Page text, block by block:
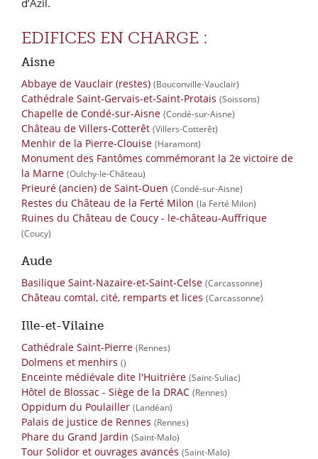
EDIFICES EN CHARGE :
Aisne
Abbaye de Vauclair (restes) (Bouconville-Vauclair)
Cathédrale Saint-Gervais-et-Saint-Protais (Soissons)
Chapelle de Condé-sur-Aisne (Condé-sur-Aisne)
Château de Villers-Cotterêt (Villers-Cotterêt)
Menhir de la Pierre-Clouise (Haramont)
Monument des Fantômes commémorant la 2e victoire de
la Marne (Oulchy-le-Château)
Prieuré (ancien) de Saint-Ouen (Condé-sur-Aisne)
Restes du Château de la Ferté Milon (la Ferté Milon)
Ruines du Château de Coucy - le-château-Auffrique
(Coucy)
Aude
Basilique Saint-Nazaire-et-Saint-Celse (Carcassonne)
Château comtal, cité, remparts et lices (Carcassonne)
Ille-et-Vilaine
Cathédrale Saint-Pierre (Rennes)
Dolmens et menhirs ()
Enceinte médiévale dite l'Huitrière (Saint-Suliac)
Hôtel de Blossac - Siège de la DRAC (Rennes)
Oppidum du Poulailler (Landéan)
Palais de justice de Rennes (Rennes)
Phare du Grand Jardin (Saint-Malo)
Tour Solidor et ouvrages avancés (Saint-Malo)